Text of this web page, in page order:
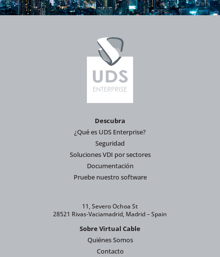
Descubra
¿Qué es UDS Enterprise?
Seguridad
Soluciones VDI por sectores
Documentación
Pruebe nuestro software
11, Severo Ochoa St
28521 Rivas-Vaciamadrid, Madrid – Spain
Sobre Virtual Cable
Quiénes Somos
Contacto